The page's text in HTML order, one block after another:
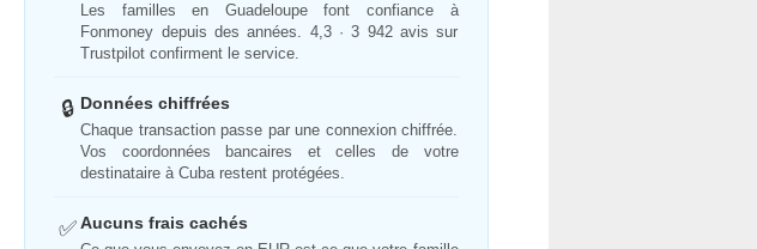
Les familles en Guadeloupe font confiance à
Fonmoney depuis des années. 4,3 · 3 942 avis sur
Trustpilot confirment le service.
🔒 Données chiffrées
Chaque transaction passe par une connexion chiffrée.
Vos coordonnées bancaires et celles de votre
destinataire à Cuba restent protégées.
✅ Aucuns frais cachés